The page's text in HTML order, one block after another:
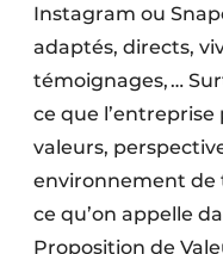
Instagram ou
adaptés, directs,
témoignages, …
ce que l’entreprise
valeurs,
environnement de
ce qu’on appelle
Proposition de